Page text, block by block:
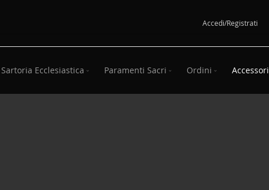
Accedi/Registrati
Salta
Sartoria Ecclesiastica Paramenti Sacri Ordini Accessori